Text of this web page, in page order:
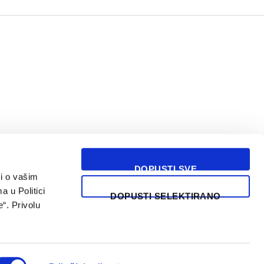
o vašim
u Politici
Privolu
DOPUSTI SVE
DOPUSTI SELEKTIRANO